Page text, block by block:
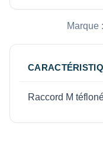
Marque :
Raccord M